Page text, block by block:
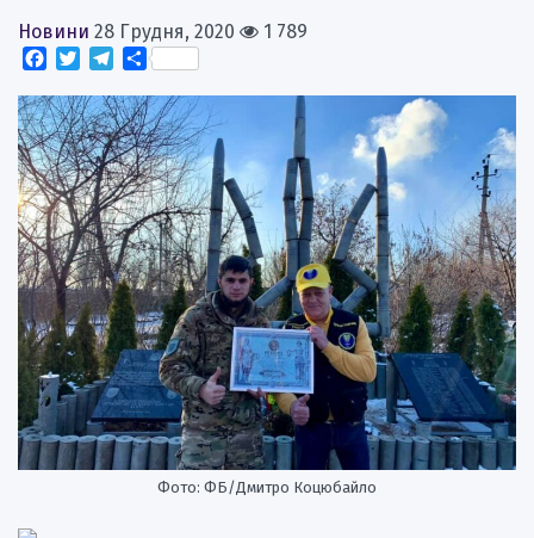
Новини 28 Грудня, 2020
1 789
Facebook
TwitterTelegram
Поділитися
Фото: ФБ/Дмитро Коцюбайло